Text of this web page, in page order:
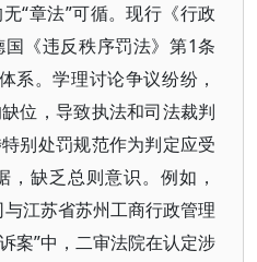
“章法”可循。现行《行政
《违反秩序罚法》第1条
系。学理讨论争议纷纷，
位，导致执法和司法裁判
别处罚规范作为判定应受
缺乏总则意识。例如，
江苏省苏州工商行政管理
案”中，二审法院在认定涉